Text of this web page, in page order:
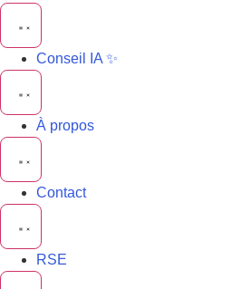
Conseil IA ✨
À propos
Contact
RSE